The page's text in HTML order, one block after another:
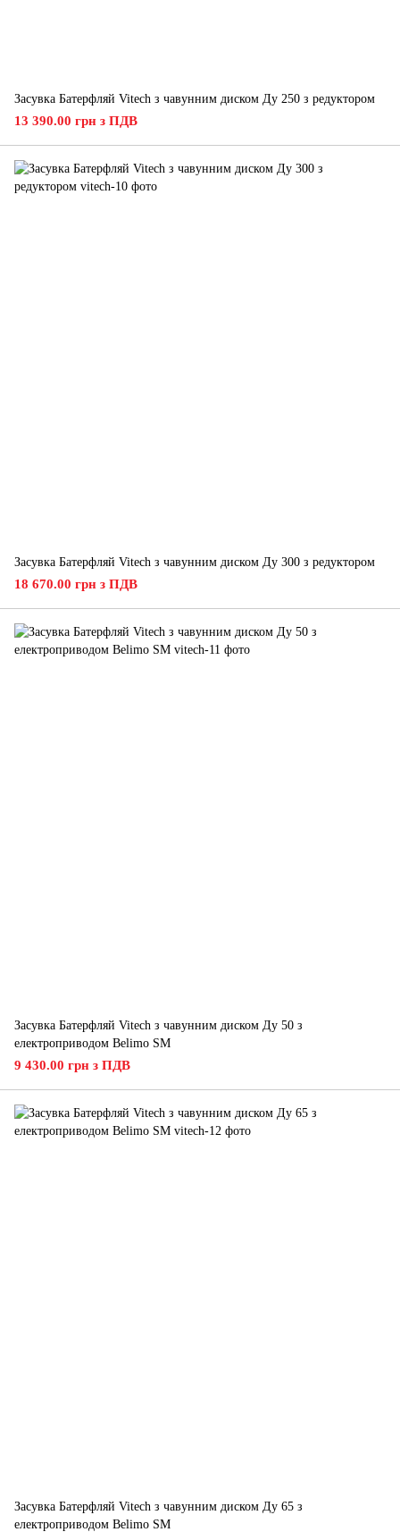
Засувка Батерфляй Vitech з чавунним диском Ду 250 з редуктором
13 390.00 грн з ПДВ
Засувка Батерфляй Vitech з чавунним диском Ду 300 з редуктором
18 670.00 грн з ПДВ
Засувка Батерфляй Vitech з чавунним диском Ду 50 з
електроприводом Belimo SM
9 430.00 грн з ПДВ
Засувка Батерфляй Vitech з чавунним диском Ду 65 з
електроприводом Belimo SM